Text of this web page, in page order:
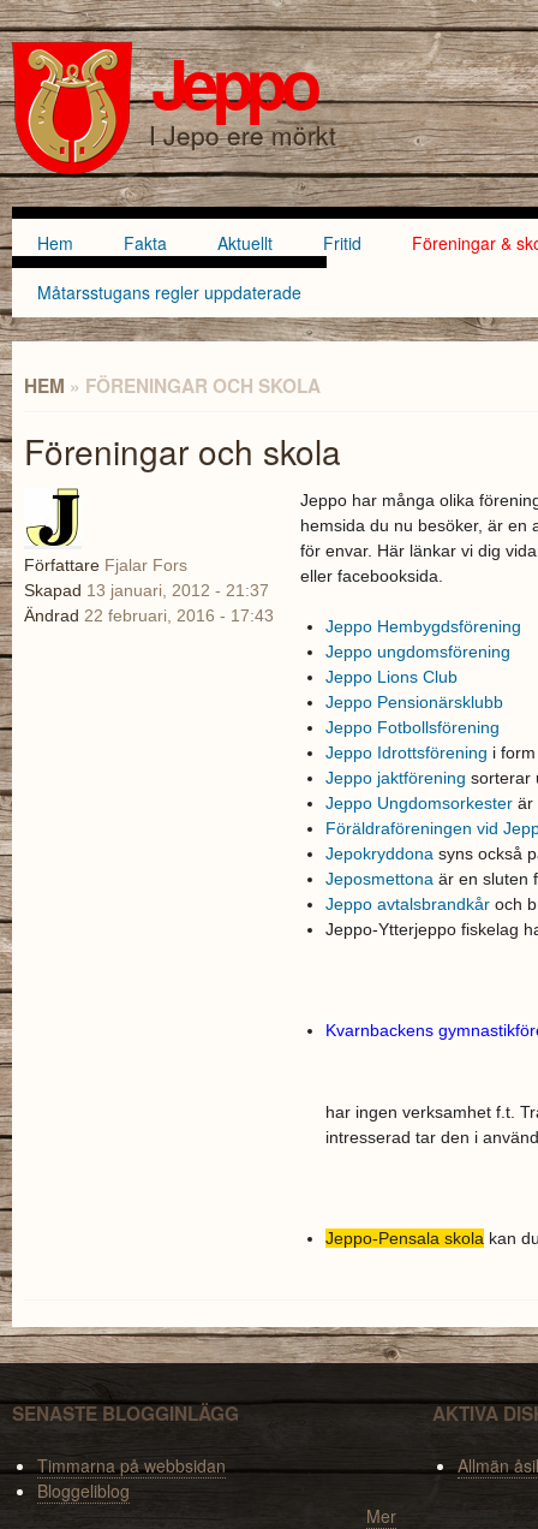
Hoppa till
huvudinnehåll
Skip to
navigation
Jeppo
I Jepo ere mörkt
SÖKFORMULÄR
Huvudmeny
Hem Fakta Aktuellt Fritid Föreningar &
Måtarsstugans regler uppdaterade
HEM » FÖRENINGAR OCH SKOLA
Föreningar och skola
Författare Fjalar Fors
Skapad 13 januari, 2012 - 21:37
Ändrad 22 februari, 2016 - 17:43
Jeppo har många olika
hemsida du nu besöker, är en
för envar. Här länkar vi dig
eller facebooksida.
Jeppo Hembygdsförening
Jeppo ungdomsförening
Jeppo Lions Club
Jeppo Pensionärsklubb
Jeppo Fotbollsförening
Jeppo Idrottsförening i
Jeppo jaktförening sorterar
Jeppo Ungdomsorkester är
Föräldraföreningen vid
Jepokryddona syns också
Jeposmettona är en sluten
Jeppo avtalsbrandkår och
Jeppo-Ytterjeppo fiskelag
Kvarnbackens
har ingen verksamhet f.t.
intresserad tar den i
Jeppo-Pensala skola kan
SENASTE BLOGGINLÄGG
Timmarna på webbsidan
Bloggeliblog
Mer
AKTIVA
Allmän